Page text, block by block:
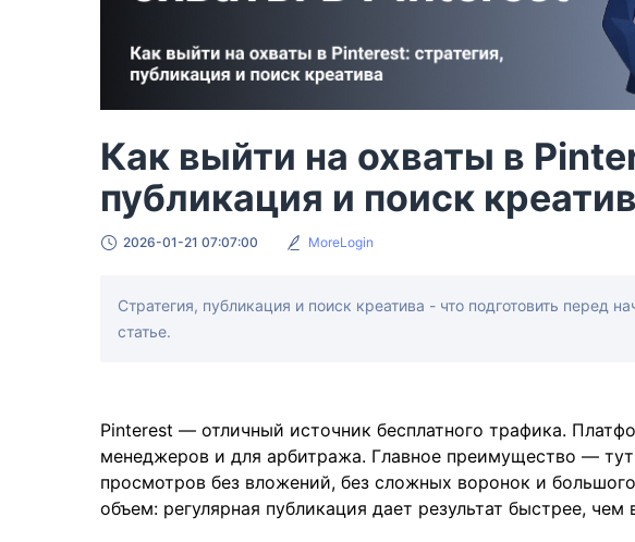
Как выйти на охваты в
публикация и поиск
2026-01-21 07:07:00 MoreLogin
Стратегия, публикация и поиск креатива - что подготовить перед
статье.
Pinterest — отличный источник бесплатного трафика.
менеджеров и для арбитража. Главное преимущество —
просмотров без вложений, без сложных воронок и
объем: регулярная публикация дает результат быстрее,